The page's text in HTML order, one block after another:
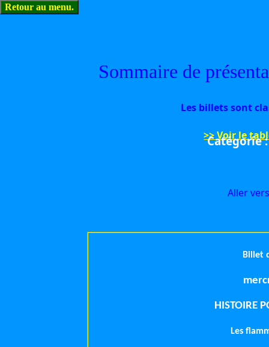
Catégorie
Sommaire de
Les billets sont
>> Voir le
Aller
Billet
HISTOIRE
Les